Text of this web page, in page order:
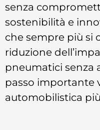
senza
sostenibilità e
che sempre più si
riduzione
pneumatici senza
passo importante
automobilistica